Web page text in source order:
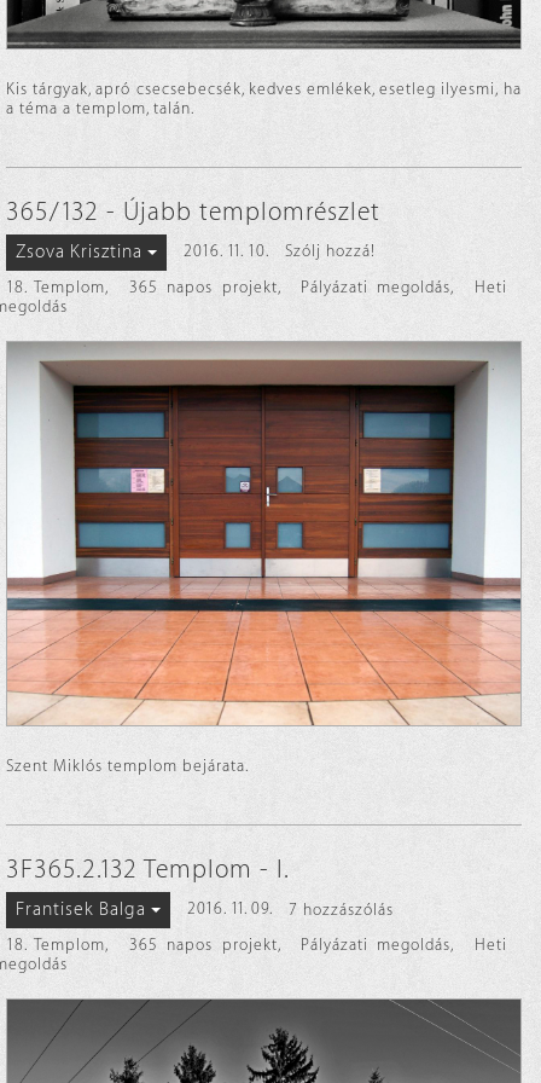
Kis tárgyak, apró csecsebecsék, kedves emlékek, esetleg ilyesmi, ha
a téma a templom, talán.
365/132 - Újabb templomrészlet
Zsova Krisztina 2016. 11. 10.
Szólj hozzá!
18. Templom, 365 napos projekt, Pályázati megoldás,
Heti
Szent Miklós templom bejárata.
3F365.2.132 Templom - I.
Frantisek Balga 2016. 11. 09.
7 hozzászólás
18. Templom, 365 napos projekt, Pályázati megoldás,
Heti